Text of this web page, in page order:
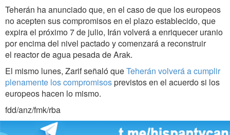
Teherán ha anunciado que, en el caso de que los europeos
no acepten sus compromisos en el plazo establecido, que
expira el próximo 7 de julio, Irán volverá a enriquecer uranio
por encima del nivel pactado y comenzará a reconstruir
el reactor de agua pesada de Arak.
El mismo lunes, Zarif señaló queTeherán volverá a cumplir
plenamente los compromisosprevistos en el acuerdo si los
europeos hacen lo mismo.
fdd/anz/fmk/rba